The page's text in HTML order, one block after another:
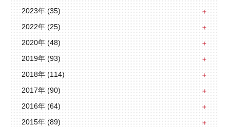
2023年 (35)
2022年 (25)
2020年 (48)
2019年 (93)
2018年 (114)
2017年 (90)
2016年 (64)
2015年 (89)